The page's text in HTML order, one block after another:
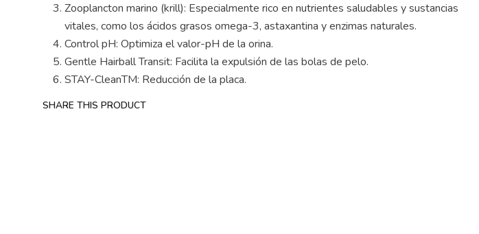
Zooplancton marino (krill): Especialmente rico en nutrientes saludables y sustancias
vitales, como los ácidos grasos omega-3, astaxantina y enzimas naturales.
Control pH: Optimiza el valor-pH de la orina.
Gentle Hairball Transit: Facilita la expulsión de las bolas de pelo.
STAY-CleanTM: Reducción de la placa.
SHARE THIS PRODUCT